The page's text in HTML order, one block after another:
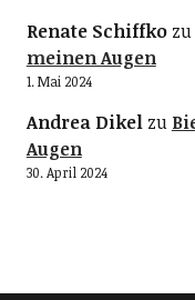
Renate Schiffkozu
meinen Augen
1. Mai 2024
Andrea Dikelzu
Augen
30. April 2024